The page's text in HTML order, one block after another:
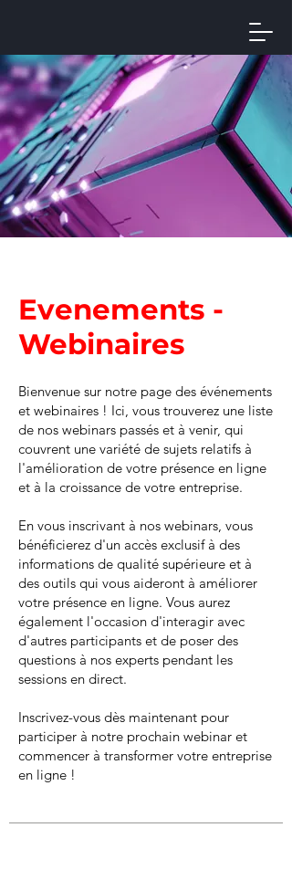
Evenements -
Webinaires
Bienvenue sur notre page des événements
et webinaires ! Ici, vous trouverez une liste
de nos webinars passés et à venir, qui
couvrent une variété de sujets relatifs à
l'amélioration de votre présence en ligne
et à la croissance de votre entreprise.
En vous inscrivant à nos webinars, vous
bénéficierez d'un accès exclusif à des
informations de qualité supérieure et à
des outils qui vous aideront à améliorer
votre présence en ligne. Vous aurez
également l'occasion d'interagir avec
d'autres participants et de poser des
questions à nos experts pendant les
sessions en direct.
Inscrivez-vous dès maintenant pour
participer à notre prochain webinar et
commencer à transformer votre entreprise
en ligne !